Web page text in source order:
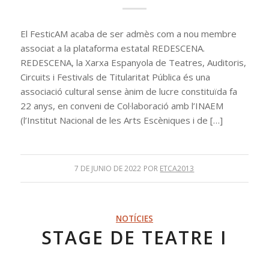
El FesticAM acaba de ser admès com a nou membre
associat a la plataforma estatal REDESCENA.
REDESCENA, la Xarxa Espanyola de Teatres, Auditoris,
Circuits i Festivals de Titularitat Pública és una
associació cultural sense ànim de lucre constituïda fa
22 anys, en conveni de Col·laboració amb l’INAEM
(l’Institut Nacional de les Arts Escèniques i de […]
7 DE JUNIO DE 2022 POR ETCA2013
NOTÍCIES
STAGE DE TEATRE I